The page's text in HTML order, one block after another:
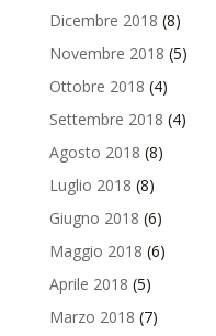
Dicembre 2018 (8)
Novembre 2018 (5)
Ottobre 2018 (4)
Settembre 2018 (4)
Agosto 2018 (8)
Luglio 2018 (8)
Giugno 2018 (6)
Maggio 2018 (6)
Aprile 2018 (5)
Marzo 2018 (7)